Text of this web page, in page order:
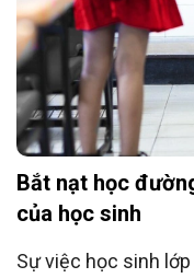
Bắt nạt học
của học sinh
Sự việc học sinh